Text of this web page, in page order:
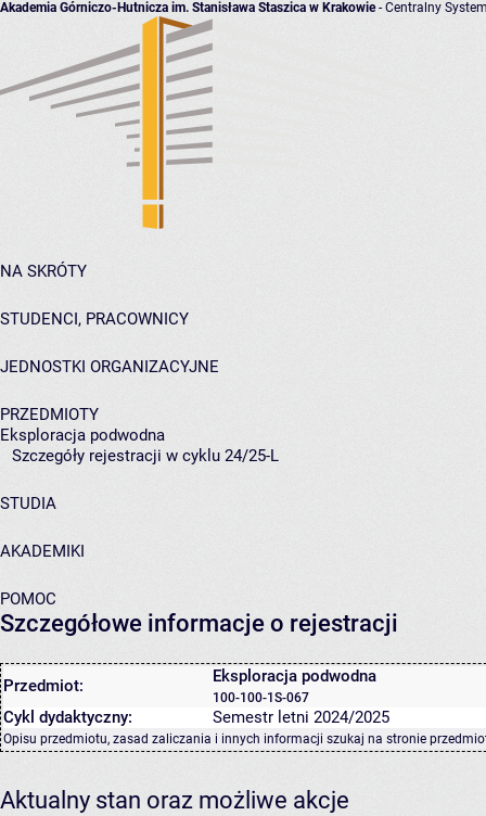
Akademia Górniczo-Hutnicza im. Stanisława Staszica w Krakowie- Centralny
NA SKRÓTY
STUDENCI, PRACOWNICY
JEDNOSTKI ORGANIZACYJNE
PRZEDMIOTY
Eksploracja podwodna
Szczegóły rejestracji w cyklu 24/25-L
STUDIA
AKADEMIKI
POMOC
Szczegółowe informacje o rejestracji
Przedmiot: Eksploracja podwodna
100-100-1S-067
Cykl dydaktyczny: Semestr letni 2024/2025
Opisu przedmiotu, zasad zaliczania i innych informacji szukaj na stronie
Aktualny stan oraz możliwe akcje